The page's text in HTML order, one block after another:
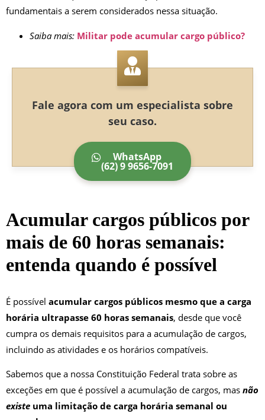
fundamentais a serem considerados nessa situação.
Saiba mais: Militar pode acumular cargo público?
Fale agora com um especialista sobre
seu caso.
WhatsApp
(62) 9 9656-7091
Acumular cargos públicos por
mais de 60 horas semanais:
entenda quando é possível
É possível acumular cargos públicos mesmo que a carga
horária ultrapasse 60 horas semanais, desde que você
cumpra os demais requisitos para a acumulação de cargos,
incluindo as atividades e os horários compatíveis.
Sabemos que a nossa Constituição Federal trata sobre as
exceções em que é possível a acumulação de cargos, mas não
existe uma limitação de carga horária semanal ou